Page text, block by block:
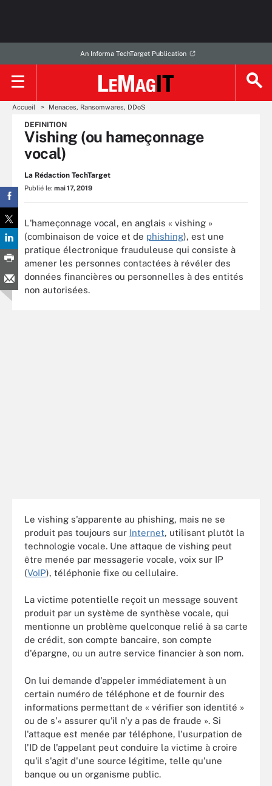
An Informa TechTarget Publication
Accueil Menaces, Ransomwares, DDoS
DEFINITION
Vishing (ou hameçonnage
vocal)
La Rédaction TechTarget
Publié le: mai 17, 2019
L'hameçonnage vocal, en anglais « vishing »
(combinaison de voice et de phishing), est une
pratique électronique frauduleuse qui consiste à
amener les personnes contactées à révéler des
données financières ou personnelles à des entités
non autorisées.
Le vishing s'apparente au phishing, mais ne se
produit pas toujours sur Internet, utilisant plutôt la
technologie vocale. Une attaque de vishing peut
être menée par messagerie vocale, voix sur IP
(VoIP), téléphonie fixe ou cellulaire.
La victime potentielle reçoit un message souvent
produit par un système de synthèse vocale, qui
mentionne un problème quelconque relié à sa carte
de crédit, son compte bancaire, son compte
d'épargne, ou un autre service financier à son nom.
On lui demande d'appeler immédiatement à un
certain numéro de téléphone et de fournir des
informations permettant de « vérifier son identité »
ou de s'« assurer qu'il n'y a pas de fraude ». Si
l'attaque est menée par téléphone, l'usurpation de
l'ID de l'appelant peut conduire la victime à croire
qu'il s'agit d'une source légitime, telle qu'une
banque ou un organisme public.